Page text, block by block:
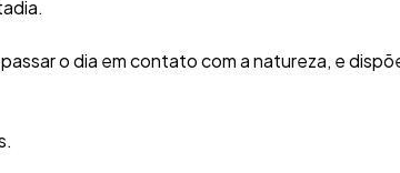
o dia em contato com a natureza, e